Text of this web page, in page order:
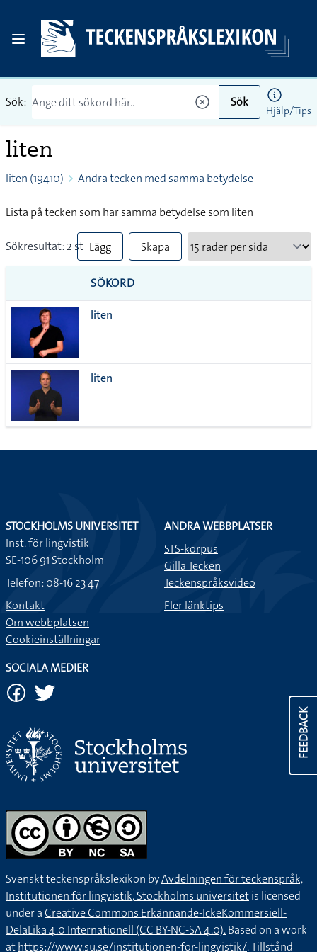
Sök: Sök
Hjälp/Tips
liten
liten (19410) Andra tecken med samma betydelse
Lista på tecken som har samma betydelse som liten
Sökresultat: 2 st Lägg
till
alla i
Skapa
SÖKORD
liten
liten
FEEDBACK
STOCKHOLMS UNIVERSITET
Inst. för lingvistik
SE-106 91 Stockholm
Telefon: 08-16 23 47
Kontakt
Om webbplatsen
Cookieinställningar
ANDRA WEBBPLATSER
STS-korpus
Gilla Tecken
Teckenspråksvideo
Fler länktips
SOCIALA MEDIER
Svenskt teckenspråkslexikon byAvdelningen för teckenspråk,
Institutionen för lingvistik, Stockholms universitetis licensed
under aCreative Commons Erkännande-IckeKommersiell-
DelaLika 4.0 Internationell (CC BY-NC-SA 4.0).Based on a work
athttps://www.su.se/institutionen-for-lingvistik/. Tillstånd